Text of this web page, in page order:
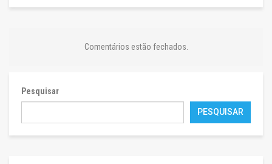
Comentários estão fechados.
Pesquisar
PESQUISAR